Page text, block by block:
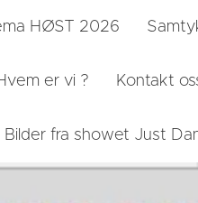
HØST 2026
er vi ? Kontakt
Bilder fra showet Just